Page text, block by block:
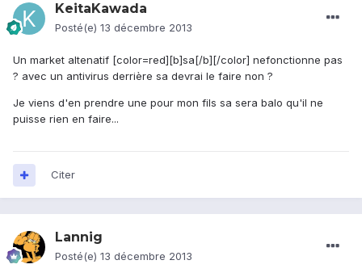
KeitaKawada
Posté(e) 13 décembre 2013
Un market altenatif [color=red][b]sa[/b][/color] nefonctionne pas
? avec un antivirus derrière sa devrai le faire non ?
Je viens d'en prendre une pour mon fils sa sera balo qu'il ne
puisse rien en faire...
Citer
Lannig
Posté(e) 13 décembre 2013